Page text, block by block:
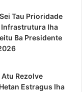
Tau Prioridade
Infrastrutura Iha
Ba Presidente
Atu Rezolve
Estragus Iha